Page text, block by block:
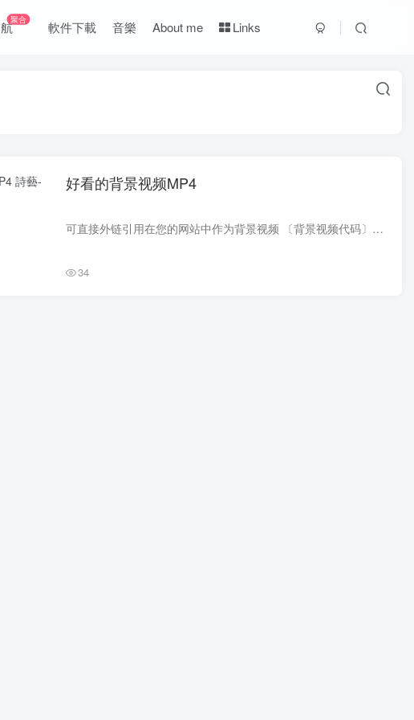
聚合 軟件下載 音樂 About me Links
好看的背景视频MP4
可直接外链引用在您的网站中作为背景视频 〔背景视频代码〕*本页mp4文件存储于 🍃薄荷图床 .mp4{width:267px;height:140px;list-style:none;color:#222;text-align:center;float:left;margin:0 ...
34